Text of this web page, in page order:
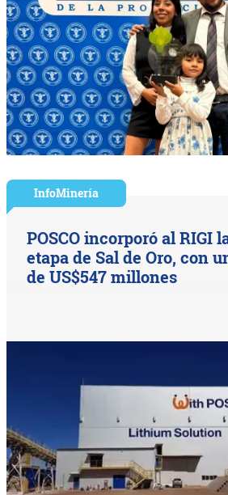
InfoMinería
POSCO incorporó al RIGI
etapa de Sal de Oro, con
de US$547 millones